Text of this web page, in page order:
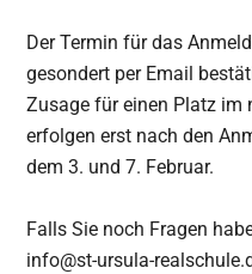
Der Termin für das
gesondert per Email
Zusage für einen Platz im
erfolgen erst nach den
dem 3. und 7. Februar.
Falls Sie noch Fragen
info@st-ursula-